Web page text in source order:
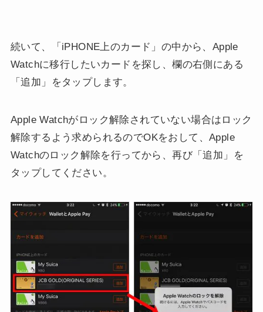
続いて、「iPHONE上のカード」の中から、Apple
Watchに移行したいカードを探し、欄の右側にある
「追加」をタップします。
Apple Watchがロック解除されていない場合はロック
解除するよう求められるのでOKをおして、Apple
Watchのロック解除を行ってから、再び「追加」を
タップしてください。